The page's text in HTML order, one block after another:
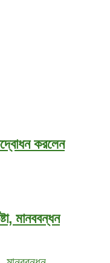
করলেন
মানববন্ধন